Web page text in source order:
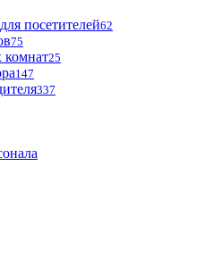
посетителей62
75
комнат25
147
337